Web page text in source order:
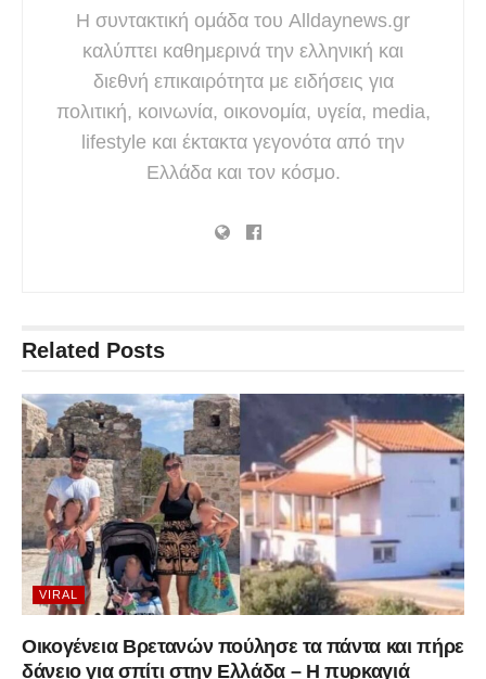
Η συντακτική ομάδα του Alldaynews.gr
καλύπτει καθημερινά την ελληνική και
διεθνή επικαιρότητα με ειδήσεις για
πολιτική, κοινωνία, οικονομία, υγεία, media,
lifestyle και έκτακτα γεγονότα από την
Ελλάδα και τον κόσμο.
Related Posts
VIRAL
Οικογένεια Βρετανών πούλησε τα πάντα και πήρε
δάνειο για σπίτι στην Ελλάδα – Η πυρκαγιά